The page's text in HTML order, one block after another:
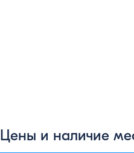
Цены и наличие